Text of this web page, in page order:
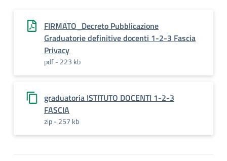
FIRMATO_Decreto Pubblicazione
Graduatorie definitive docenti 1-2-3 Fascia
Privacy
pdf - 223 kb
graduatoria ISTITUTO DOCENTI 1-2-3
FASCIA
zip - 257 kb